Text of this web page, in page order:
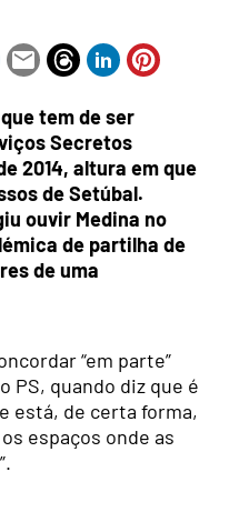
tem de ser
Secretos
2014, altura em que
de Setúbal.
ouvir Medina no
de partilha de
de uma
“em parte”
PS, quando diz que é
está, de certa forma,
espaços onde as